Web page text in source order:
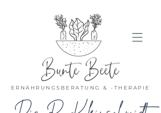
ERNÄHRUNGSBERATUNG & -THERAPIE